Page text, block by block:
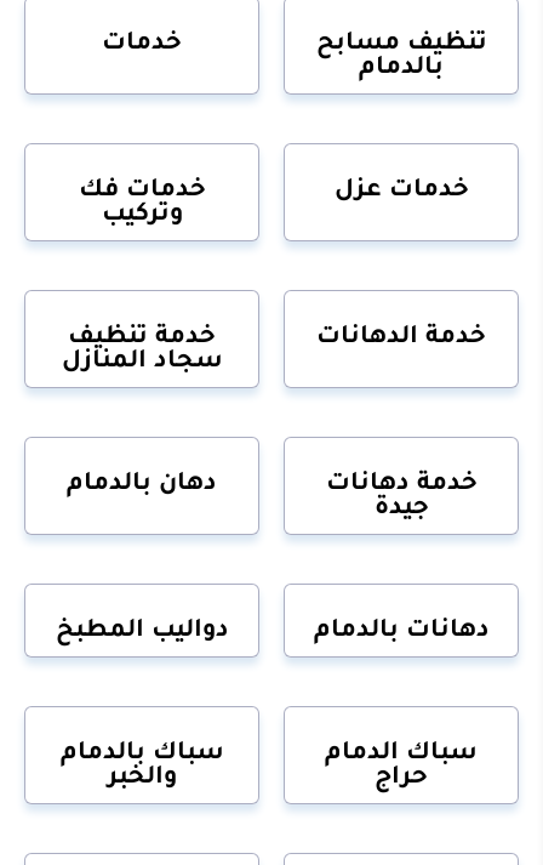
تنظيف مسابح
بالدمام
خدمات
خدمات عزل
خدمات فك
وتركيب
خدمة الدهانات
خدمة تنظيف
سجاد المنازل
خدمة دهانات
جيدة
دهان بالدمام
دهانات بالدمام دواليب المطبخ
سباك الدمام
حراج
سباك بالدمام
والخبر